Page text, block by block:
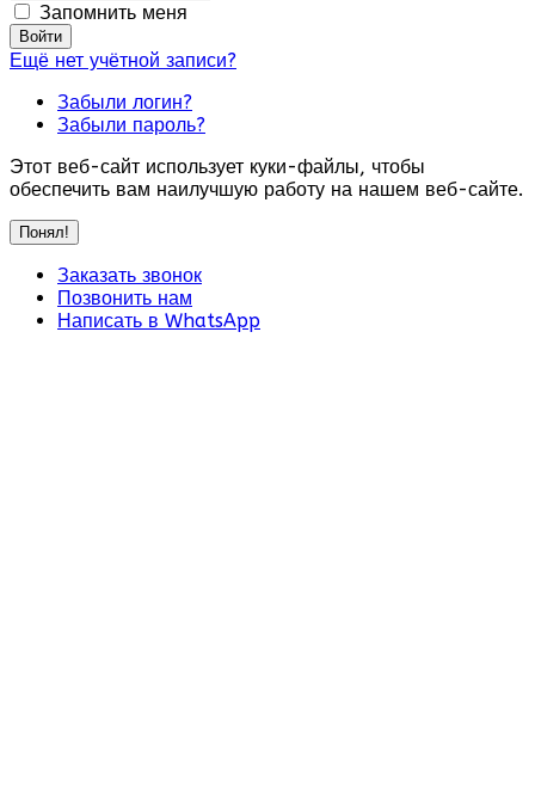
Запомнить меня
Войти
Ещё нет учётной записи?
Забыли логин?
Забыли пароль?
Этот веб-сайт использует куки-файлы, чтобы
обеспечить вам наилучшую работу на нашем веб-сайте.
Понял!
Заказать звонок
Позвонить нам
Написать в WhatsApp